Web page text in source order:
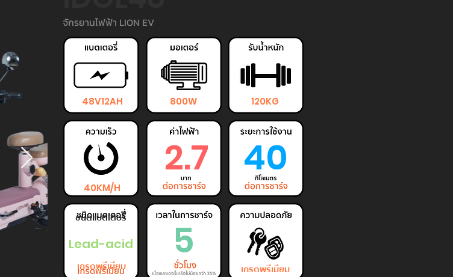
จักรยานไฟฟ้า LION EV
800W
48V12AH 120KG
40KM/H
2.7
40
5
ชนิดแบตเตอรี่
เกรดพรีเมียม
Lead-acid
เกรดพรีเมียม